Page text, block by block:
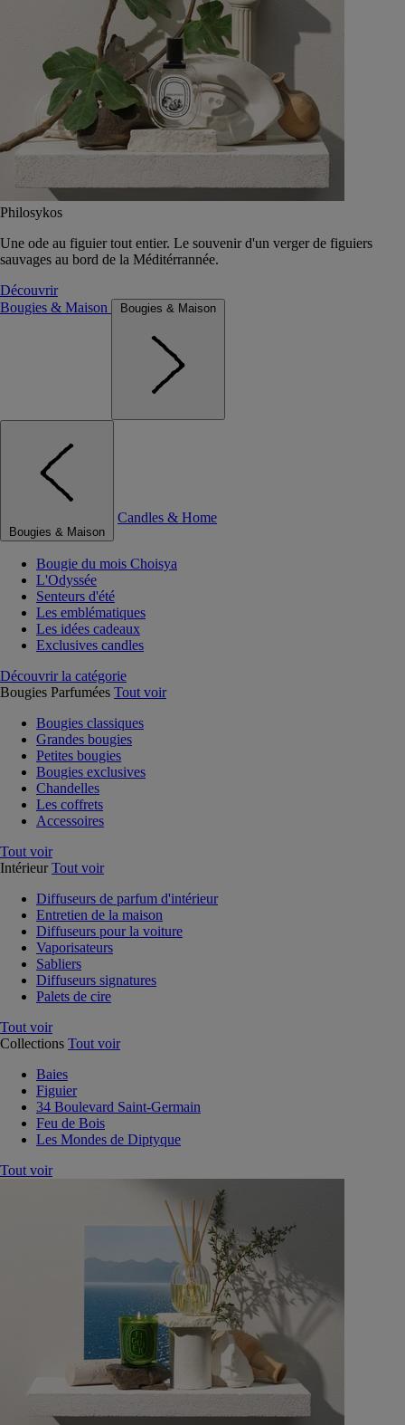
Philosykos
Une ode au figuier tout entier. Le souvenir d'un verger de figuiers
sauvages au bord de la Méditérrannée.
Découvrir
Bougies & Maison
Bougies & Maison
Bougies & Maison
Candles & Home
Bougie du mois Choisya
L'Odyssée
Senteurs d'été
Les emblématiques
Les idées cadeaux
Exclusives candles
Découvrir la catégorie
Bougies Parfumées Tout voir
Bougies classiques
Grandes bougies
Petites bougies
Bougies exclusives
Chandelles
Les coffrets
Accessoires
Tout voir
Intérieur Tout voir
Diffuseurs de parfum d'intérieur
Entretien de la maison
Diffuseurs pour la voiture
Vaporisateurs
Sabliers
Diffuseurs signatures
Palets de cire
Tout voir
Collections Tout voir
Baies
Figuier
34 Boulevard Saint-Germain
Feu de Bois
Les Mondes de Diptyque
Tout voir